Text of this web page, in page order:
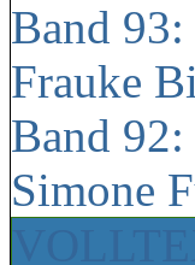
Band 93:
Frauke
Band 92:
Simone